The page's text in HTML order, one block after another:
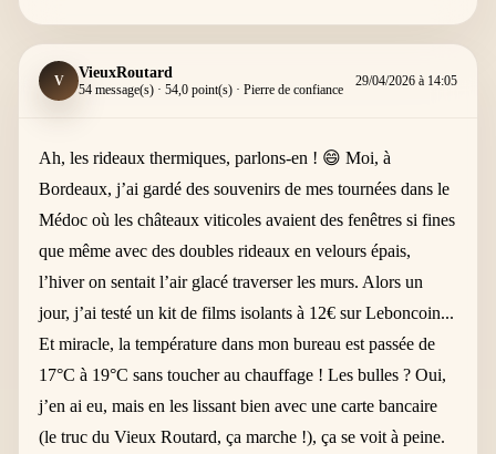
V VieuxRoutard
54 message(s) · 54,0 point(s) · Pierre de confiance
29/04/2026 à 14:05
Ah, les rideaux thermiques, parlons-en ! 😄 Moi, à
Bordeaux, j’ai gardé des souvenirs de mes tournées dans le
Médoc où les châteaux viticoles avaient des fenêtres si fines
que même avec des doubles rideaux en velours épais,
l’hiver on sentait l’air glacé traverser les murs. Alors un
jour, j’ai testé un kit de films isolants à 12€ sur Leboncoin...
Et miracle, la température dans mon bureau est passée de
17°C à 19°C sans toucher au chauffage ! Les bulles ? Oui,
j’en ai eu, mais en les lissant bien avec une carte bancaire
(le truc du Vieux Routard, ça marche !), ça se voit à peine.